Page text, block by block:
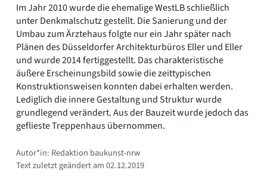
Im Jahr 2010 wurde die ehemalige WestLB schließlich
unter Denkmalschutz gestellt. Die Sanierung und der
Umbau zum Ärztehaus folgte nur ein Jahr später nach
Plänen des Düsseldorfer Architekturbüros Eller und Eller
und wurde 2014 fertiggestellt. Das charakteristische
äußere Erscheinungsbild sowie die zeittypischen
Konstruktionsweisen konnten dabei erhalten werden.
Lediglich die innere Gestaltung und Struktur wurde
grundlegend verändert. Aus der Bauzeit wurde jedoch das
geflieste Treppenhaus übernommen.
Autor*in: Redaktion baukunst-nrw
Text zuletzt geändert am 02.12.2019